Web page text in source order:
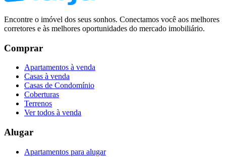
Encontre o imóvel dos seus sonhos. Conectamos você aos melhores
corretores e às melhores oportunidades do mercado imobiliário.
Comprar
Apartamentos à venda
Casas à venda
Casas de Condomínio
Coberturas
Terrenos
Ver todos à venda
Alugar
Apartamentos para alugar